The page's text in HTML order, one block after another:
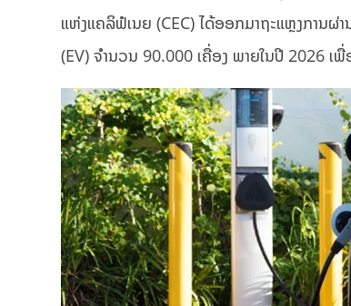
ແຫ່ງແຄລິຟໍເນຍ (CEC) ໄດ້ອອກມາຖະແຫຼງການຜ່
(EV) ຈຳນວນ 90.000 ເຄື່ອງ ພາຍໃນປີ 2026